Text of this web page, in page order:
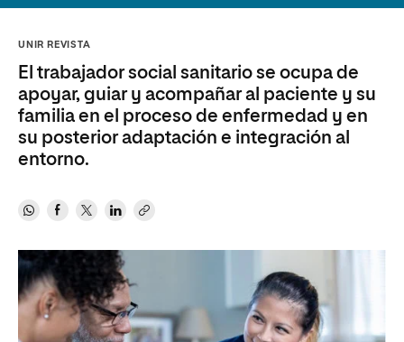
UNIR REVISTA
El trabajador social sanitario se ocupa de
apoyar, guiar y acompañar al paciente y su
familia en el proceso de enfermedad y en
su posterior adaptación e integración al
entorno.